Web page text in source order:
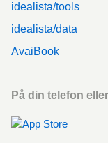
idealista/tools
idealista/data
AvaiBook
På din telefon